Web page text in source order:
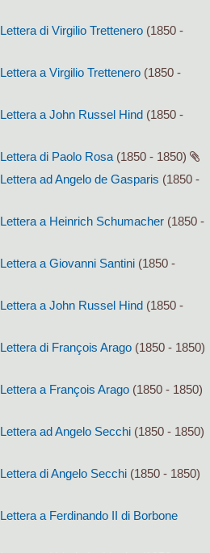
Lettera di Virgilio Trettenero (1850 -
Lettera a Virgilio Trettenero (1850 -
Lettera a John Russel Hind (1850 -
Lettera di Paolo Rosa (1850 - 1850)
Lettera ad Angelo de Gasparis (1850 -
Lettera a Heinrich Schumacher (1850 -
Lettera a Giovanni Santini (1850 -
Lettera a John Russel Hind (1850 -
Lettera di François Arago (1850 - 1850)
Lettera a François Arago (1850 - 1850)
Lettera ad Angelo Secchi (1850 - 1850)
Lettera di Angelo Secchi (1850 - 1850)
Lettera a Ferdinando II di Borbone